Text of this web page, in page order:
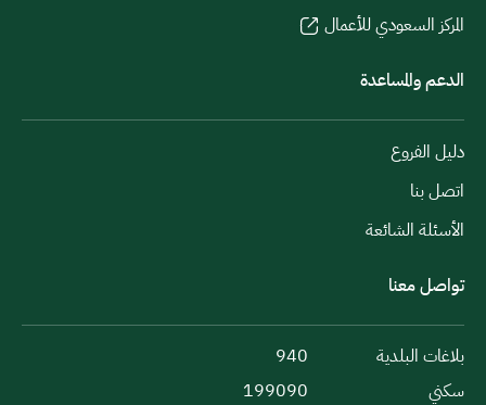
المركز السعودي للأعمال
الدعم والمساعدة
دليل الفروع
اتصل بنا
الأسئلة الشائعة
تواصل معنا
بلاغات البلدية
940
سكني
199090